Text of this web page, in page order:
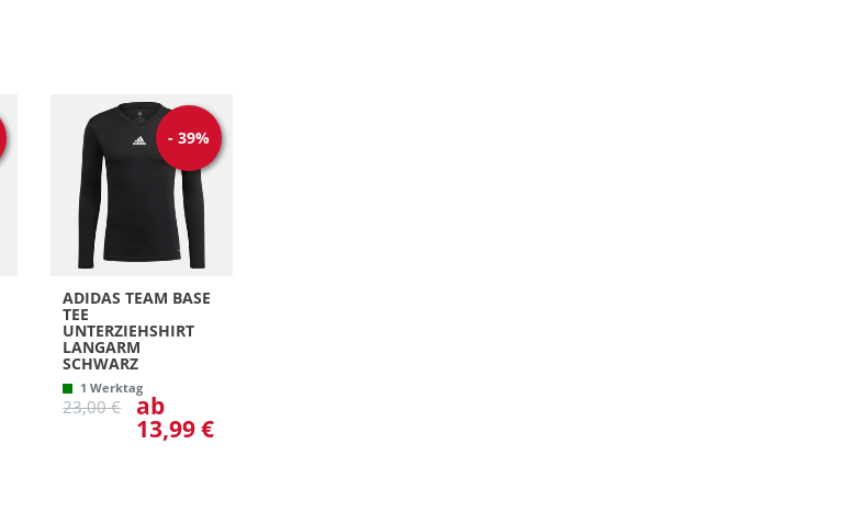
- 39%
ADIDAS TEAM BASE
TEE
UNTERZIEHSHIRT
LANGARM
SCHWARZ
1 Werktag
23,00 € ab
13,99 €